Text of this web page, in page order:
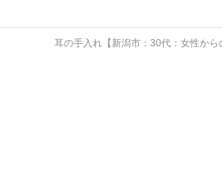
耳の手入れ【新潟市：30代：女性から